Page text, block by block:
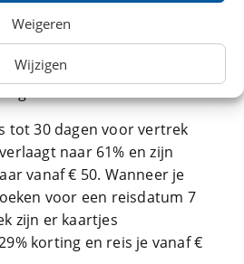
Weigeren
Wijzigen
voor vertrek boek je al
Amsterdam CS naar
InterCity Berlijn en ontvang
tot 30 dagen voor vertrek
naar 61% en zijn
vanaf € 50. Wanneer je
voor een reisdatum 7
zijn er kaartjes
korting en reis je vanaf €